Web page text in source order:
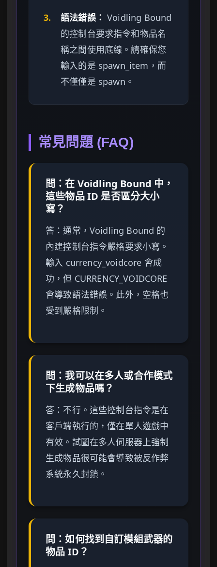
3.
語法錯誤： Voidling Bound
的控制台要求指令和物品名
稱之間使用底線。請確保您
輸入的是 spawn_item，而
不僅僅是 spawn。
常見問題 (FAQ)
問：在 Voidling Bound 中，
這些物品 ID 是否區分大小
寫？
答：通常，Voidling Bound 的
內建控制台指令嚴格要求小寫。
輸入 currency_voidcore 會成
功，但 CURRENCY_VOIDCORE
會導致語法錯誤。此外，空格也
受到嚴格限制。
問：我可以在多人或合作模式
下生成物品嗎？
答：不行。這些控制台指令是在
客戶端執行的，僅在單人遊戲中
有效。試圖在多人伺服器上強制
生成物品很可能會導致被反作弊
系統永久封鎖。
問：如何找到自訂模組武器的
物品 ID？